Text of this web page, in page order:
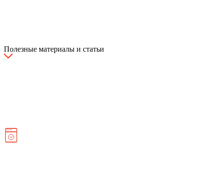
Полезные материалы и статьи